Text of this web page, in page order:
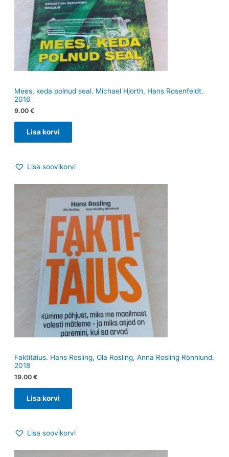
Mees, keda polnud seal. Michael Hjorth, Hans Rosenfeldt.
2016
9.00 €
Lisa korvi
Lisa soovikorvi
Faktitäius. Hans Rosling, Ola Rosling, Anna Rosling Rönnlund.
2018
19.00 €
Lisa korvi
Lisa soovikorvi